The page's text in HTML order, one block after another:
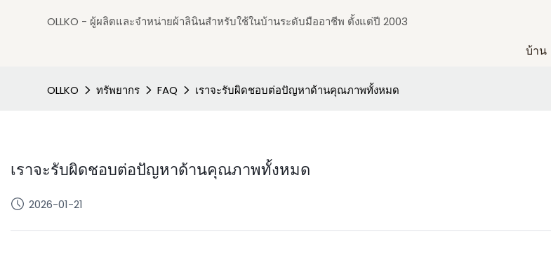
OLLKO - ผู้ผลิตและจำหน่ายผ้าลินินสำหรับใช้ในบ้านระดับมืออาชีพ ตั้งแต่ปี 2003
บ้าน
OLLKO ทรัพยากร FAQ เราจะรับผิดชอบต่อปัญหาด้านคุณภาพทั้งหมด
เราจะรับผิดชอบต่อปัญหาด้านคุณภาพทั้งหมด
2026-01-21